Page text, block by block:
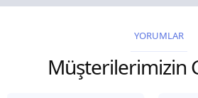
YORUMLAR
Müşterilerimizin